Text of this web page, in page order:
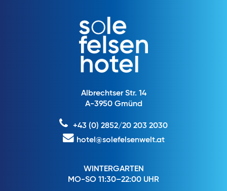
Albrechtser Str. 14
A-3950 Gmünd
+43 (0) 2852/20 203 2030
hotel@solefelsenwelt.at
WINTERGARTEN
MO-SO 11:30–22:00 UHR